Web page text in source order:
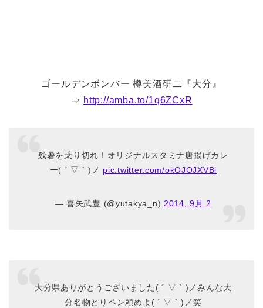
ゴールデンボンバー 樽美酒研二『大分』
⇒ http://amba.to/1q6ZCxR
残暑を乗り切れ！オリジナルスタミナ唐揚げカレ
ー( ´ ▽ ` )ノ pic.twitter.com/okOJOJXVBi
— 喜矢武豊 (@yutakya_n) 2014, 9月 2
大分県ありがとうございました( ´ ▽ ` )ノみんな大
分名物とりペン頼めよ( ´ ▽ ` )ノ笑